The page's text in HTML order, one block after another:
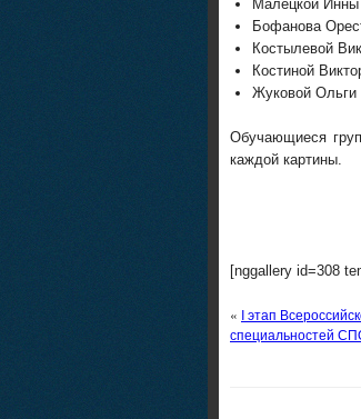
Малецкой Инны
Бофанова
Костылевой
Костиной
Жуковой Ольги
Обучающиеся
каждой картины.
[nggallery id=308
« I этап
специальностей